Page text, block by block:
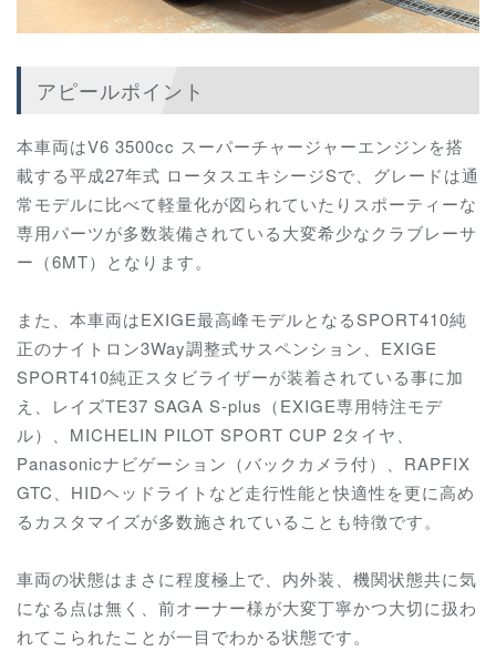
アピールポイント
本車両はV6 3500cc スーパーチャージャーエンジンを搭
載する平成27年式 ロータスエキシージSで、グレードは通
常モデルに比べて軽量化が図られていたりスポーティーな
専用パーツが多数装備されている大変希少なクラブレーサ
ー（6MT）となります。
また、本車両はEXIGE最高峰モデルとなるSPORT410純
正のナイトロン3Way調整式サスペンション、EXIGE
SPORT410純正スタビライザーが装着されている事に加
え、レイズTE37 SAGA S-plus（EXIGE専用特注モデ
ル）、MICHELIN PILOT SPORT CUP 2タイヤ、
Panasonicナビゲーション（バックカメラ付）、RAPFIX
GTC、HIDヘッドライトなど走行性能と快適性を更に高め
るカスタマイズが多数施されていることも特徴です。
車両の状態はまさに程度極上で、内外装、機関状態共に気
になる点は無く、前オーナー様が大変丁寧かつ大切に扱わ
れてこられたことが一目でわかる状態です。